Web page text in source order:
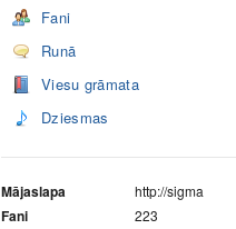
Fani
Runā
Viesu grāmata
Dziesmas
Mājaslapa http://sigma
Fani 223